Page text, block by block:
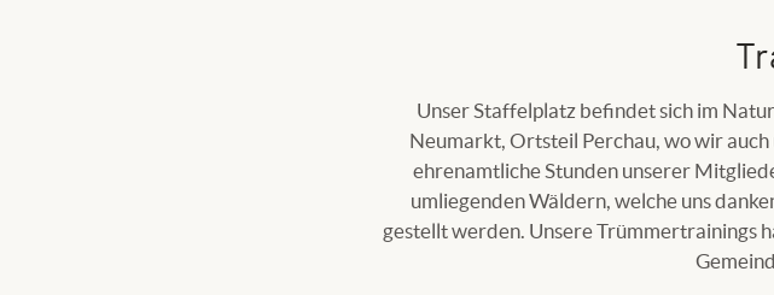
Unser Staffelplatz befindet sich im
Neumarkt, Ortsteil Perchau, wo wir
ehrenamtliche Stunden unserer
umliegenden Wäldern, welche uns
gestellt werden. Unsere Trümmertrainings